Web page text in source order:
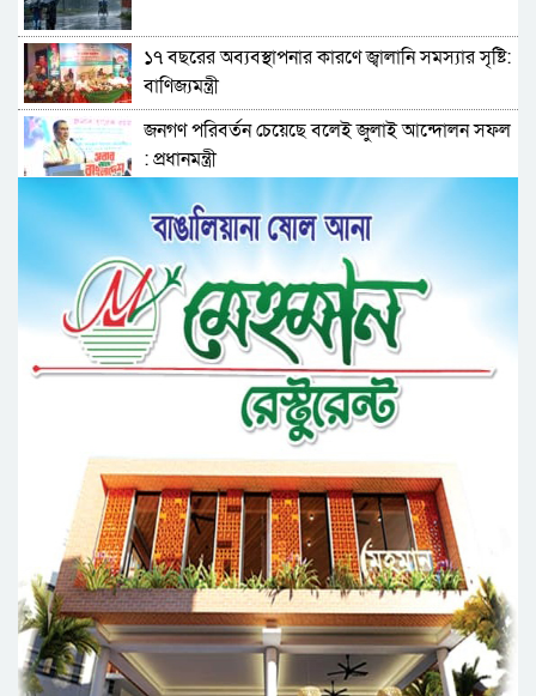
১৭ বছরের অব্যবস্থাপনার কারণে জ্বালানি সমস্যার সৃষ্টি:
বাণিজ্যমন্ত্রী
জনগণ পরিবর্তন চেয়েছে বলেই জুলাই আন্দোলন সফল
: প্রধানমন্ত্রী
৫ আগস্ট গণতন্ত্রকামী মানুষের বিজয়ের দিন: প্রধানমন্ত্রী
জুলাই স্মৃতি জাদুঘর সকল গণতান্ত্রিক আন্দোলনের
প্রতিচ্ছবি : প্রধানমন্ত্রী
দেশে কেউ কেউ অহেতুক ইস্যুতে অস্থিতিশীল পরিস্থিতি
সৃষ্টির চেষ্টা করছে : প্রধানমন্ত্রী
হাদিস বর্ণনায় সতর্কতা আবশ্যক
সম্পত্তি দানের পরও আজীবন ভোগদখলের সুযোগ,
মন্ত্রিসভায় খসড়া পাশ
নিরাপদ পানি ব্যবস্থাপনা নিশ্চিতে সহযোগিতার আশ্বাস
প্রধানমন্ত্রীর
প্রধানমন্ত্রীর সঙ্গে মার্কিন নৌবহরের কমান্ডারের সাক্ষাৎ